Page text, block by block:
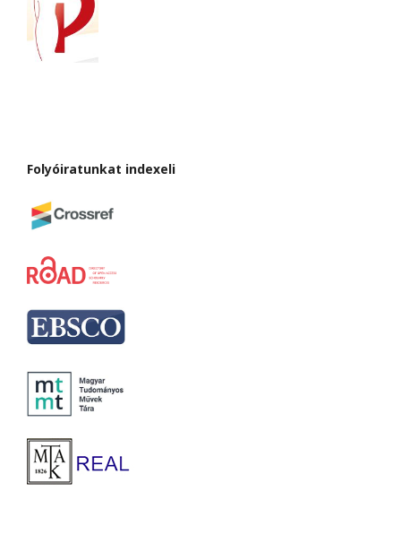
Folyóiratunkat indexeli